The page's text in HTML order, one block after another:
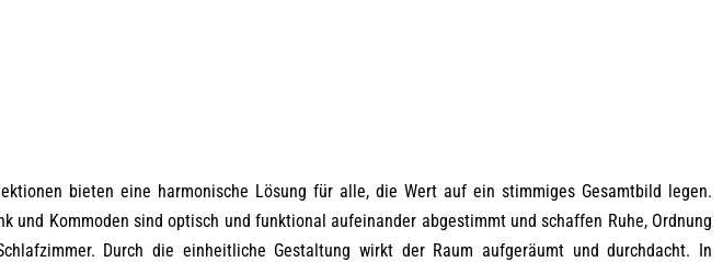
bieten eine harmonische Lösung für alle, die Wert auf ein stimmiges Gesamtbild legen.
und Kommoden sind optisch und funktional aufeinander abgestimmt und schaffen Ruhe, Ordnung
Durch die einheitliche Gestaltung wirkt der Raum aufgeräumt und durchdacht. In